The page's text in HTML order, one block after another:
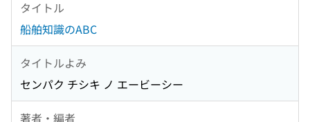
タイトル
船舶知識のABC
タイトルよみ
センパク チシキ ノ エービーシー
著者・編者